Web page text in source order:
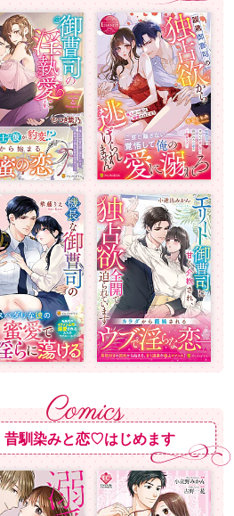
昔馴染みと恋♡はじめます